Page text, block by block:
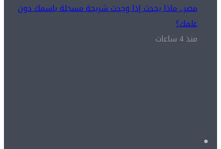
مصر.. ماذا يحدث إذا وجدت شريحة مسجلة باسمك دون
علمك؟
منذ 4 ساعات